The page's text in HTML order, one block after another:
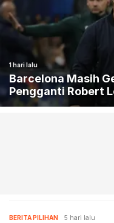
1 hari lalu
Barcelona Masih
Pengganti Robert
BERITA PILIHAN 5 hari lalu